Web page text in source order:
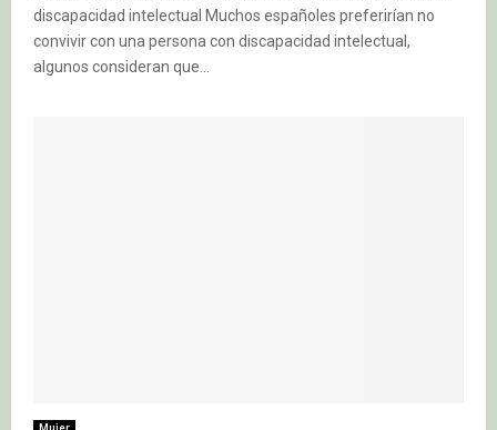
discapacidad intelectual Muchos españoles preferirían no
convivir con una persona con discapacidad intelectual,
algunos consideran que...